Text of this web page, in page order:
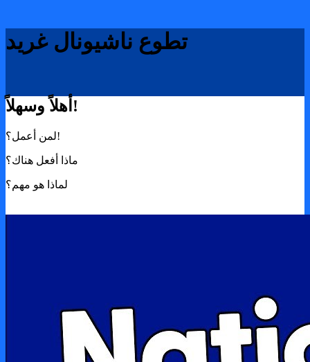
تطوع ناشيونال غريد
أهلاً وسهلاً!
لمن أعمل؟!
ماذا أفعل هناك؟
لماذا هو مهم؟